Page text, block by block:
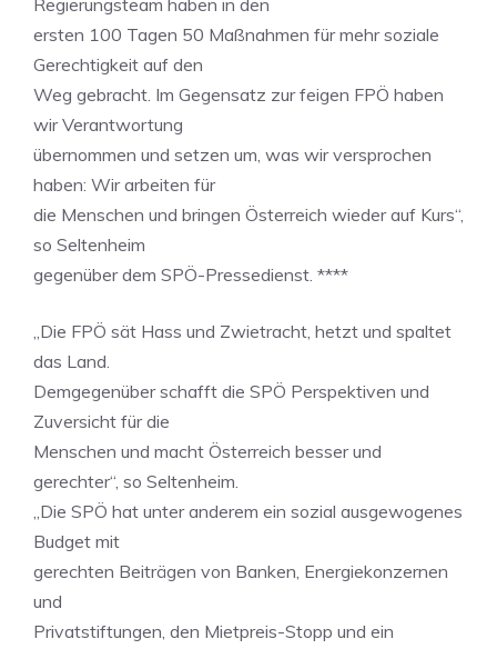
Regierungsteam haben in den
ersten 100 Tagen 50 Maßnahmen für mehr soziale
Gerechtigkeit auf den
Weg gebracht. Im Gegensatz zur feigen FPÖ haben
wir Verantwortung
übernommen und setzen um, was wir versprochen
haben: Wir arbeiten für
die Menschen und bringen Österreich wieder auf Kurs“,
so Seltenheim
gegenüber dem SPÖ-Pressedienst. ****
„Die FPÖ sät Hass und Zwietracht, hetzt und spaltet
das Land.
Demgegenüber schafft die SPÖ Perspektiven und
Zuversicht für die
Menschen und macht Österreich besser und
gerechter“, so Seltenheim.
„Die SPÖ hat unter anderem ein sozial ausgewogenes
Budget mit
gerechten Beiträgen von Banken, Energiekonzernen
und
Privatstiftungen, den Mietpreis-Stopp und ein